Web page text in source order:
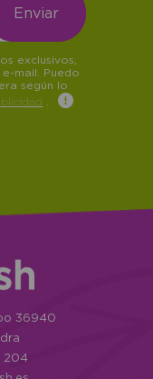
exclusivos,
mail. Puedo
según lo
36940
204